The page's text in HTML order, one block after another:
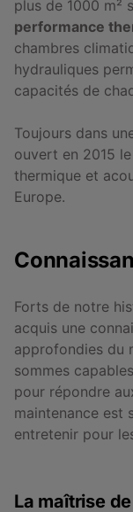
plus de 1000 m²
performance
chambres
hydrauliques
capacités de
Toujours dans
ouvert en 2015
thermique et
Europe.
Forts de notre
acquis une
approfondies du
sommes
pour répondre
maintenance est
entretenir pour
La maîtrise